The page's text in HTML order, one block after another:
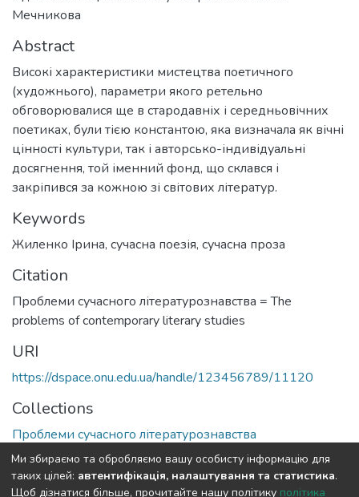
Мечникова
Abstract
Високі характеристики мистецтва поетичного
(художнього), параметри якого ретельно
обговорювалися ще в стародавніх і середньовічних
поетиках, були тією константою, яка визначала як вічні
цінності культури, так і авторсько-індивідуальні
досягнення, той іменний фонд, що склався і
закріпився за кожною зі світових літератур.
Keywords
Жиленко Ірина, сучасна поезія, сучасна проза
Citation
Проблеми сучасного літературознавства = The
problems of contemporary literary studies
URI
https://dspace.onu.edu.ua/handle/123456789/11120
Collections
Проблеми сучасного літературознавства
Full item page
Ми збираємо та обробляємо вашу особисту інформацію для
таких цілей: автентифікація, налаштування та статистика.
Щоб дізнатися більше, прочитайте нашу політику політика